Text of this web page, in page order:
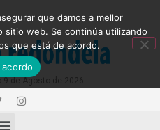
que damos a mellor
sitio web. Se continúa utilizando
que está de acordo.
acordo